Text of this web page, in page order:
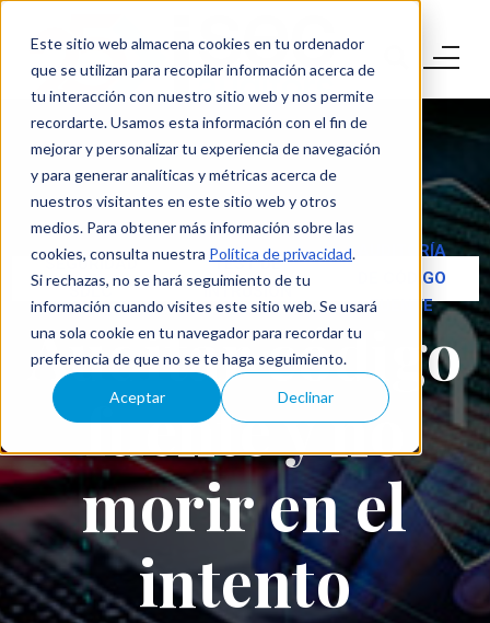
Este sitio web almacena cookies en tu ordenador
que se utilizan para recopilar información acerca de
tu interacción con nuestro sitio web y nos permite
recordarte. Usamos esta información con el fin de
mejorar y personalizar tu experiencia de navegación
y para generar analíticas y métricas acerca de
nuestros visitantes en este sitio web y otros
medios. Para obtener más información sobre las
cookies, consulta nuestra Política de privacidad.
Si rechazas, no se hará seguimiento de tu
información cuando visites este sitio web. Se usará
una sola cookie en tu navegador para recordar tu
preferencia de que no se te haga seguimiento.
Aceptar Declinar
SEGURIDAD
SDLC
TEST DE
INTRUSIÓN
AUDITORÍA
DE CÓDIGO
FUENTE
Auditar código
fuente y no
morir en el
intento